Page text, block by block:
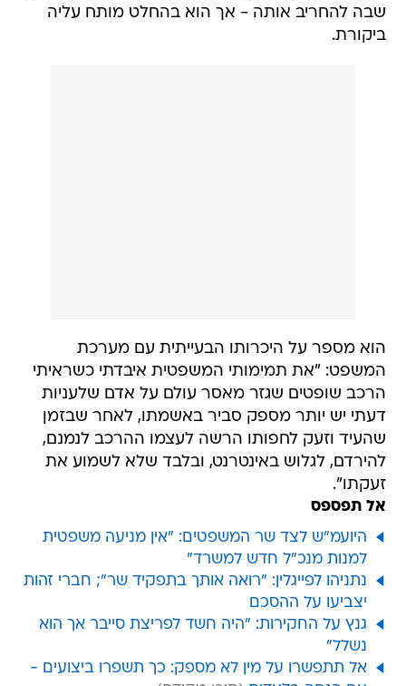
שבה להחריב אותה - אך הוא בהחלט מותח עליה
ביקורת.
הוא מספר על היכרותו הבעייתית עם מערכת
המשפט: "את תמימותי המשפטית איבדתי כשראיתי
הרכב שופטים שגזר מאסר עולם על אדם שלעניות
דעתי יש יותר מספק סביר באשמתו, לאחר שבזמן
שהעיד וזעק לחפותו הרשה לעצמו ההרכב לנמנם,
להירדם, לגלוש באינטרנט, ובלבד שלא לשמוע את
זעקתו".
אל תפספס
היועמ"ש לצד שר המשפטים: "אין מניעה משפטית
למנות מנכ"ל חדש למשרד"
נתניהו לפייגלין: "רואה אותך בתפקיד שר"; חברי זהות
יצביעו על ההסכם
גנץ על החקירות: "היה חשד לפריצת סייבר אך הוא
נשלל"
אל תתפשרו על מין לא מספק: כך תשפרו ביצועים -